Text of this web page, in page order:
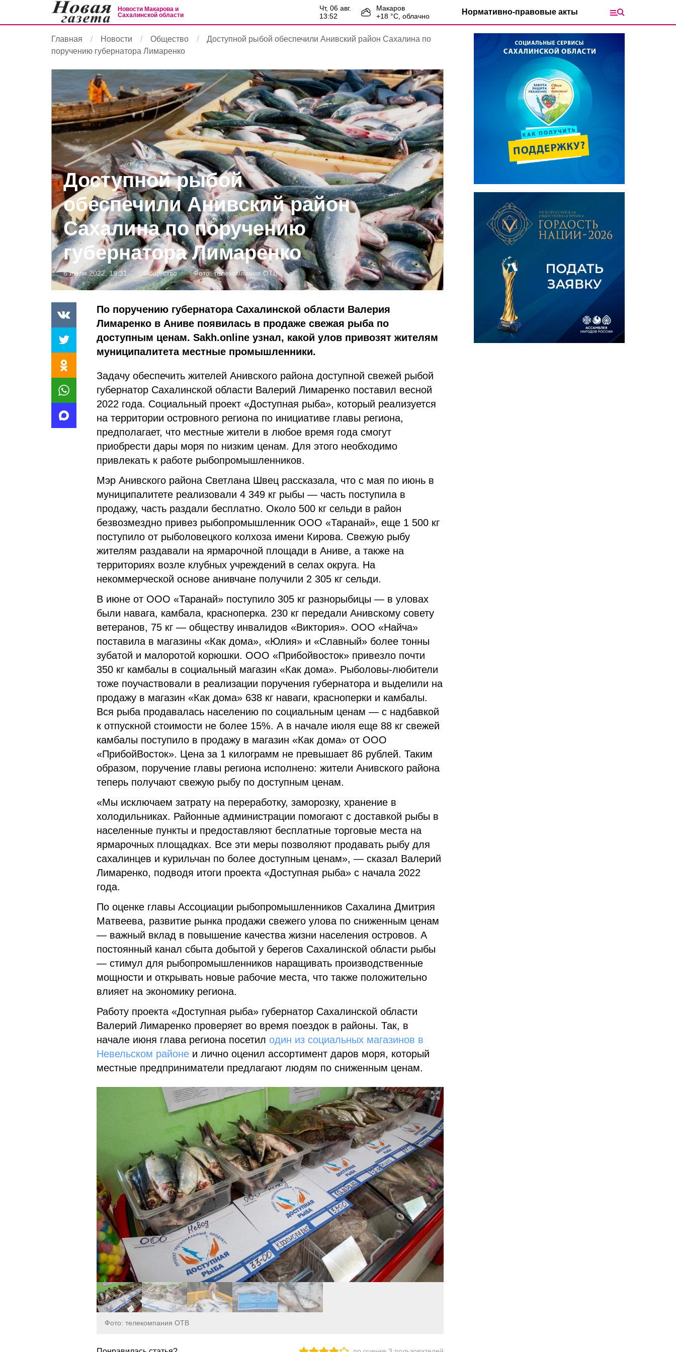
Новости Макарова и
Сахалинской области
чт, 06 авг.
13:52
Макаров
+18 °С, облачно Нормативно-правовые акты
Главная Новости Общество
Доступной рыбой обеспечили Анивский район Сахалина по
поручению губернатора Лимаренко
Доступной рыбой
обеспечили Анивский район
Сахалина по поручению
губернатора Лимаренко
6 июля 2022, 19:31 Общество Фото:телекомпания ОТВ
По поручению губернатора Сахалинской области Валерия
Лимаренко в Аниве появилась в продаже свежая рыба по
доступным ценам. Sakh.online узнал, какой улов привозят жителям
муниципалитета местные промышленники.
Задачу обеспечить жителей Анивского района доступной свежей рыбой
губернатор Сахалинской области Валерий Лимаренко поставил весной
2022 года. Социальный проект «Доступная рыба», который реализуется
на территории островного региона по инициативе главы региона,
предполагает, что местные жители в любое время года смогут
приобрести дары моря по низким ценам. Для этого необходимо
привлекать к работе рыбопромышленников.
Мэр Анивского района Светлана Швец рассказала, что с мая по июнь в
муниципалитете реализовали 4 349 кг рыбы — часть поступила в
продажу, часть раздали бесплатно. Около 500 кг сельди в район
безвозмездно привез рыбопромышленник ООО «Таранай», еще 1 500 кг
поступило от рыболовецкого колхоза имени Кирова. Свежую рыбу
жителям раздавали на ярмарочной площади в Аниве, а также на
территориях возле клубных учреждений в селах округа. На
некоммерческой основе анивчане получили 2 305 кг сельди.
В июне от ООО «Таранай» поступило 305 кг разнорыбицы — в уловах
были навага, камбала, красноперка. 230 кг передали Анивскому совету
ветеранов, 75 кг — обществу инвалидов «Виктория». ООО «Найча»
поставила в магазины «Как дома», «Юлия» и «Славный» более тонны
зубатой и малоротой корюшки. ООО «Прибойвосток» привезло почти
350 кг камбалы в социальный магазин «Как дома». Рыболовы-любители
тоже поучаствовали в реализации поручения губернатора и выделили на
продажу в магазин «Как дома» 638 кг наваги, красноперки и камбалы.
Вся рыба продавалась населению по социальным ценам — с надбавкой
к отпускной стоимости не более 15%. А в начале июля еще 88 кг свежей
камбалы поступило в продажу в магазин «Как дома» от ООО
«ПрибойВосток». Цена за 1 килограмм не превышает 86 рублей. Таким
образом, поручение главы региона исполнено: жители Анивского района
теперь получают свежую рыбу по доступным ценам.
«Мы исключаем затрату на переработку, заморозку, хранение в
холодильниках. Районные администрации помогают с доставкой рыбы в
населенные пункты и предоставляют бесплатные торговые места на
ярмарочных площадках. Все эти меры позволяют продавать рыбу для
сахалинцев и курильчан по более доступным ценам», — сказал Валерий
Лимаренко, подводя итоги проекта «Доступная рыба» с начала 2022
года.
По оценке главы Ассоциации рыбопромышленников Сахалина Дмитрия
Матвеева, развитие рынка продажи свежего улова по сниженным ценам
— важный вклад в повышение качества жизни населения островов. А
постоянный канал сбыта добытой у берегов Сахалинской области рыбы
— стимул для рыбопромышленников наращивать производственные
мощности и открывать новые рабочие места, что также положительно
влияет на экономику региона.
Работу проекта «Доступная рыба» губернатор Сахалинской области
Валерий Лимаренко проверяет во время поездок в районы. Так, в
начале июня глава региона посетил один из социальных магазинов в
Невельском районе и лично оценил ассортимент даров моря, который
местные предприниматели предлагают людям по сниженным ценам.
Фото: телекомпания ОТВ